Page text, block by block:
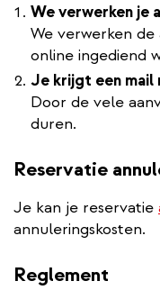
We verwerken je
We verwerken
online ingediend
Je krijgt een mail
Door de vele
duren.
Reservatie
Je kan je reservatie
annuleringskosten.
Reglement